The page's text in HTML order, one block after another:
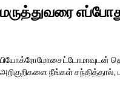
மருத்துவரை
பியோக்ரோமோசைட்டோமாவுடன்
அறிகுறிகளை நீங்கள்